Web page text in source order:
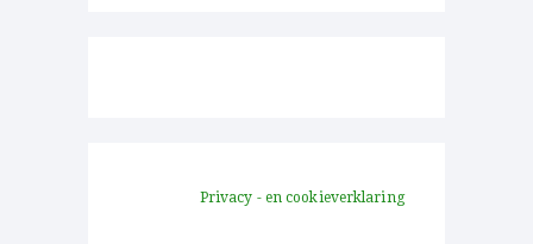
Privacy - en cookieverklaring